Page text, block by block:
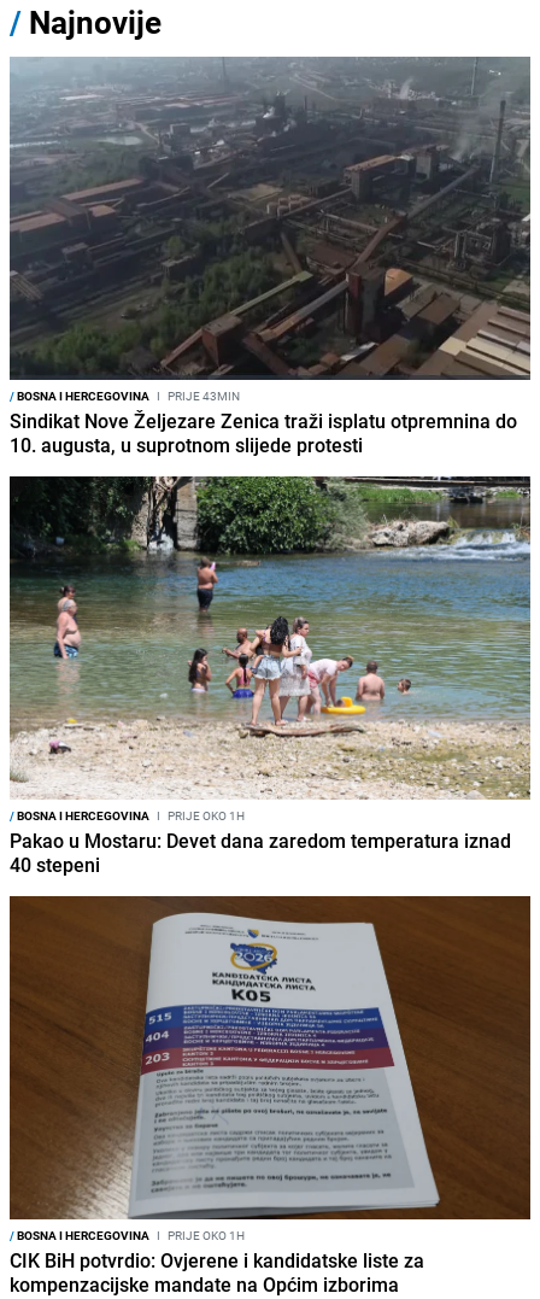
/ Najnovije
/BOSNA I HERCEGOVINA I PRIJE 43MIN
Sindikat Nove Željezare Zenica traži isplatu otpremnina do
10. augusta, u suprotnom slijede protesti
/BOSNA I HERCEGOVINA I PRIJE OKO 1H
Pakao u Mostaru: Devet dana zaredom temperatura iznad
40 stepeni
/BOSNA I HERCEGOVINA I PRIJE OKO 1H
CIK BiH potvrdio: Ovjerene i kandidatske liste za
kompenzacijske mandate na Općim izborima